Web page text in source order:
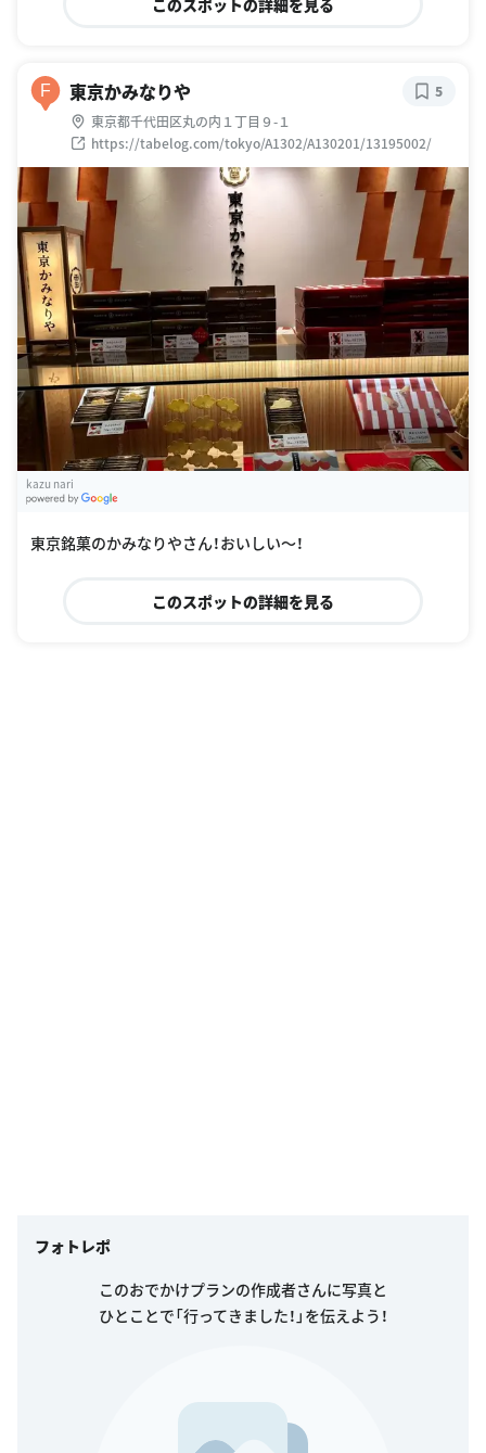
F 東京かみなりや
東京都千代田区丸の内１丁目９-１
https://tabelog.com/tokyo/A1302/A130201/13195002/
5
kazu nari
東京銘菓のかみなりやさん！おいしい〜！
このスポットの詳細を見る
フォトレポ
このおでかけプランの作成者さんに写真と
ひとことで「行ってきました！」を伝えよう！